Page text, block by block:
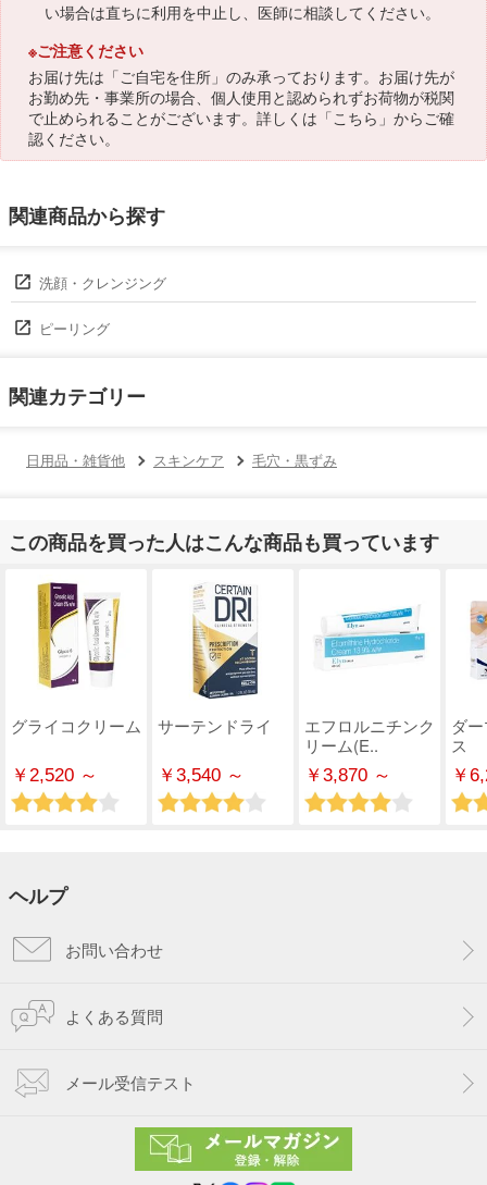
い場合は直ちに利用を中止し、医師に相談してください。
※ご注意ください
お届け先は「ご自宅を住所」のみ承っております。お届け先が
お勤め先・事業所の場合、個人使用と認められずお荷物が税関
で止められることがございます。詳しくは「こちら 」からご確
認ください。
関連商品から探す
洗顔・クレンジング
ピーリング
関連カテゴリー
日用品・雑貨他 スキンケア 毛穴・黒ずみ
この商品を買った人はこんな商品も買っています
グライコクリーム
￥2,520 ～
サーテンドライ
￥3,540 ～
エフロルニチンク
リーム(E..
￥3,870 ～
ダ
ス
￥
ヘルプ
お問い合わせ
よくある質問
メール受信テスト